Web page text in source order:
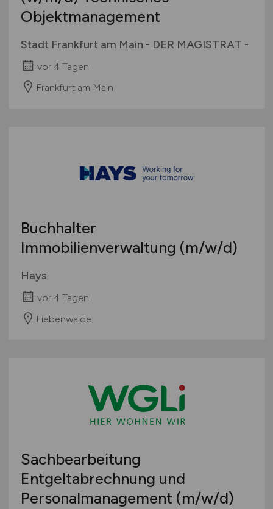
Objektmanagement
Stadt Frankfurt am Main - DER MAGISTRAT -
vor 4 Tagen
Frankfurt am Main
Buchhalter
Immobilienverwaltung (m/w/d)
Hays
vor 4 Tagen
Liebenwalde
Sachbearbeitung
Entgeltabrechnung und
Personalmanagement (m/w/d)